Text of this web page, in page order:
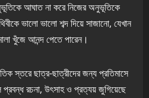
আঘাত না করে নিজের অনুভূতিকে
ভালো ভালো শব্দ দিয়ে সাজানো, যেখান
খুঁজে আনন্দ পেতে পারেন।
স্তরে ছাত্র-ছাত্রীদের জন্য প্রতিমাসে
রচনা, উৎসাহ ও প্রত্যয় জুগিয়েছে